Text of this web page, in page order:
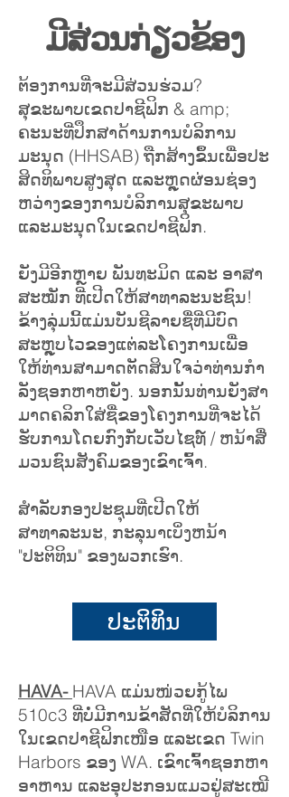
ມີ​ສ່ວນ​ກ່ຽວ​ຂ້ອງ
ຕ້ອງການທີ່ຈະມີສ່ວນຮ່ວມ?
ສຸຂະພາບເຂດປາຊີຟິກ & amp;
ຄະນະທີ່ປຶກສາດ້ານການບໍລິການ
ມະນຸດ (HHSAB) ຖືກ​ສ້າງ​ຂຶ້ນ​ເພື່ອ​ປະ​
ສິດ​ທິ​ພາບ​ສູງ​ສຸດ ແລະ​ຫຼຸດ​ຜ່ອນ​ຊ່ອງ​
ຫວ່າງ​ຂອງ​ການ​ບໍ​ລິ​ການ​ສຸ​ຂະ​ພາບ​
ແລະ​ມະ​ນຸດ​ໃນ​ເຂດ​ປາ​ຊີ​ຟິກ.
ຍັງມີອີກຫຼາຍ ພັນທະມິດ ແລະ ອາສາ
ສະໝັກ ທີ່ເປີດໃຫ້ສາທາລະນະຊົນ!
ຂ້າງລຸ່ມນີ້ແມ່ນບັນຊີລາຍຊື່ທີ່ມີບົດ
ສະຫຼຸບໄວຂອງແຕ່ລະໂຄງການເພື່ອ
ໃຫ້ທ່ານສາມາດຕັດສິນໃຈວ່າທ່ານກໍາ
ລັງຊອກຫາຫຍັງ. ນອກ​ນັ້ນ​ທ່ານ​ຍັງ​ສາ​
ມາດ​ຄລິກ​ໃສ່​ຊື່​ຂອງ​ໂຄງ​ການ​ທີ່​ຈະ​ໄດ້​
ຮັບ​ການ​ໂດຍ​ກົງ​ກັບ​ເວັບ​ໄຊ​ທ​໌ / ຫນ້າ​ສື່​
ມວນ​ຊົນ​ສັງ​ຄົມ​ຂອງ​ເຂົາ​ເຈົ້າ​.
ສໍາລັບກອງປະຊຸມທີ່ເປີດໃຫ້
ສາທາລະນະ, ກະລຸນາເບິ່ງຫນ້າ
"ປະຕິທິນ" ຂອງພວກເຮົາ.
ປະຕິທິນ
HAVA- HAVA ແມ່ນໜ່ວຍກູ້ໄພ
510c3 ທີ່ບໍ່ມີການຂ້າສັດທີ່ໃຫ້ບໍລິການ
ໃນເຂດປາຊີຟິກເໜືອ ແລະເຂດ Twin
Harbors ຂອງ WA. ເຂົາເຈົ້າຊອກຫາ
ອາຫານ ແລະອຸປະກອນແມວຢູ່ສະເໝີ